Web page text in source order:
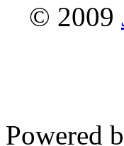
© 2009
Powered